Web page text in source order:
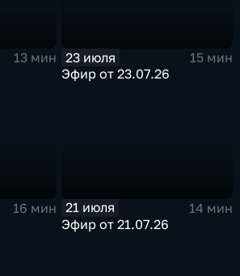
13 мин
23 июля
15 мин
Эфир от 23.07.26
16 мин
21 июля
14 мин
Эфир от 21.07.26